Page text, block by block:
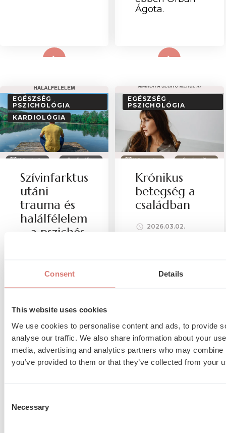
Consent Details
This website uses cookies
We use cookies to personalise content and ads, to provide
analyse our traffic. We also share information about your
media, advertising and analytics partners who may
you’ve provided to them or that they’ve collected from your
Selection
Necessary
Ágota.
EGÉSZSÉG
PSZICHOLÓGIA
KARDIOLÓGIA
Szívinfarktus
utáni
trauma és
halálfélelem
– a pszichés
A szívinfarktus
hanem
traumatikus
élmény is
lehet.
Halálfélelem,
kontrollvesztés
és mikor
EGÉSZSÉG
PSZICHOLÓGIA
Krónikus
betegség a
családban
2026.03.02.
láthatatlan
és
bizonytalanság
– és mikor
érdemes
segítséget